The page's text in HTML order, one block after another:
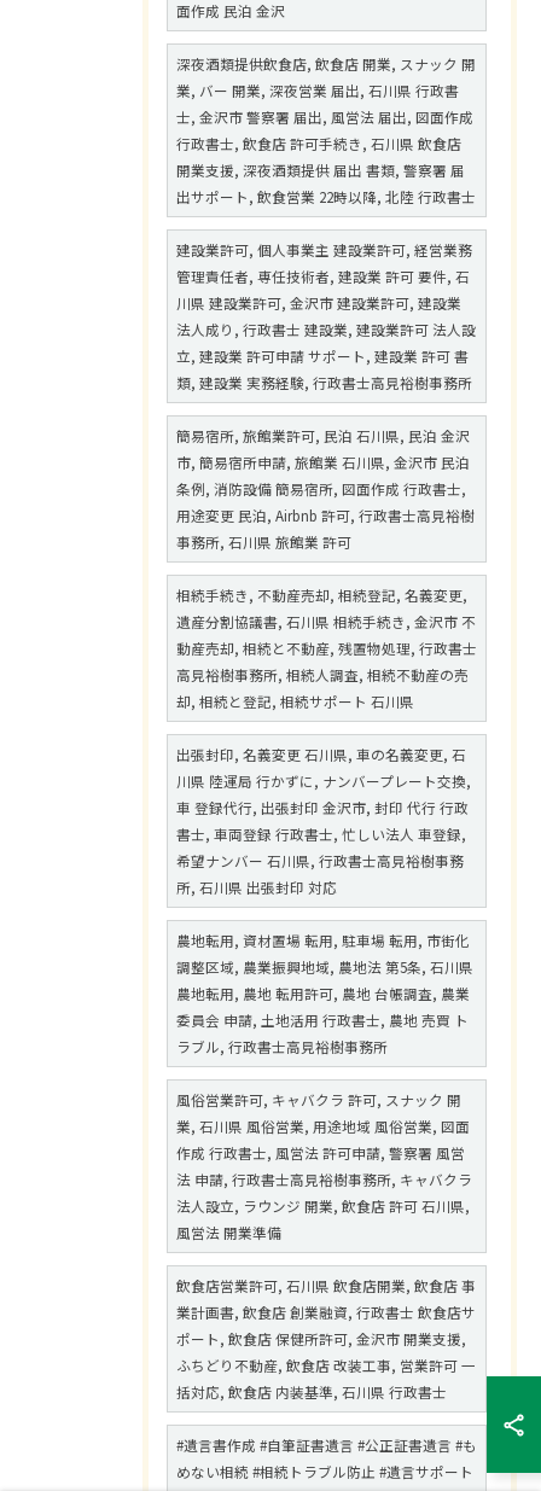
面作成 民泊 金沢
深夜酒類提供飲食店, 飲食店 開業, スナック 開
業, バー 開業, 深夜営業 届出, 石川県 行政書
士, 金沢市 警察署 届出, 風営法 届出, 図面作成
行政書士, 飲食店 許可手続き, 石川県 飲食店
開業支援, 深夜酒類提供 届出 書類, 警察署 届
出サポート, 飲食営業 22時以降, 北陸 行政書士
建設業許可, 個人事業主 建設業許可, 経営業務
管理責任者, 専任技術者, 建設業 許可 要件, 石
川県 建設業許可, 金沢市 建設業許可, 建設業
法人成り, 行政書士 建設業, 建設業許可 法人設
立, 建設業 許可申請 サポート, 建設業 許可 書
類, 建設業 実務経験, 行政書士高見裕樹事務所
簡易宿所, 旅館業許可, 民泊 石川県, 民泊 金沢
市, 簡易宿所申請, 旅館業 石川県, 金沢市 民泊
条例, 消防設備 簡易宿所, 図面作成 行政書士,
用途変更 民泊, Airbnb 許可, 行政書士高見裕樹
事務所, 石川県 旅館業 許可
相続手続き, 不動産売却, 相続登記, 名義変更,
遺産分割協議書, 石川県 相続手続き, 金沢市 不
動産売却, 相続と不動産, 残置物処理, 行政書士
高見裕樹事務所, 相続人調査, 相続不動産の売
却, 相続と登記, 相続サポート 石川県
出張封印, 名義変更 石川県, 車の名義変更, 石
川県 陸運局 行かずに, ナンバープレート交換,
車 登録代行, 出張封印 金沢市, 封印 代行 行政
書士, 車両登録 行政書士, 忙しい法人 車登録,
希望ナンバー 石川県, 行政書士高見裕樹事務
所, 石川県 出張封印 対応
農地転用, 資材置場 転用, 駐車場 転用, 市街化
調整区域, 農業振興地域, 農地法 第5条, 石川県
農地転用, 農地 転用許可, 農地 台帳調査, 農業
委員会 申請, 土地活用 行政書士, 農地 売買 ト
ラブル, 行政書士高見裕樹事務所
風俗営業許可, キャバクラ 許可, スナック 開
業, 石川県 風俗営業, 用途地域 風俗営業, 図面
作成 行政書士, 風営法 許可申請, 警察署 風営
法 申請, 行政書士高見裕樹事務所, キャバクラ
法人設立, ラウンジ 開業, 飲食店 許可 石川県,
風営法 開業準備
飲食店営業許可, 石川県 飲食店開業, 飲食店 事
業計画書, 飲食店 創業融資, 行政書士 飲食店サ
ポート, 飲食店 保健所許可, 金沢市 開業支援,
ふちどり不動産, 飲食店 改装工事, 営業許可 一
括対応, 飲食店 内装基準, 石川県 行政書士
#遺言書作成 #自筆証書遺言 #公正証書遺言 #も
めない相続 #相続トラブル防止 #遺言サポート